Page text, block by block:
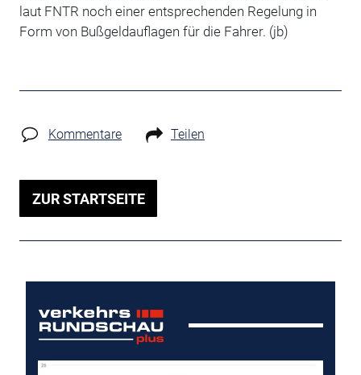
laut FNTR noch einer entsprechenden Regelung in
Form von Bußgeldauflagen für die Fahrer. (jb)
Kommentare Teilen
ZUR STARTSEITE